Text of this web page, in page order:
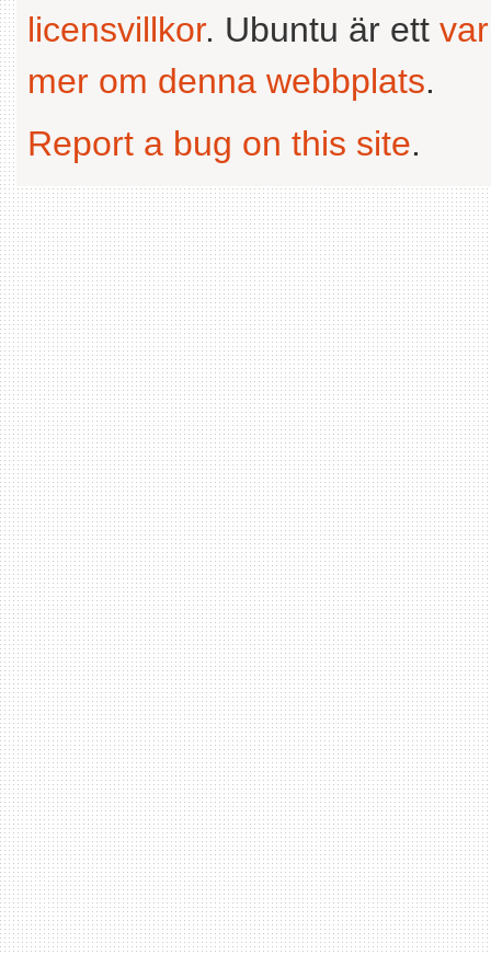
licensvillkor. Ubuntu är ett
mer om denna webbplats.
Report a bug on this site.